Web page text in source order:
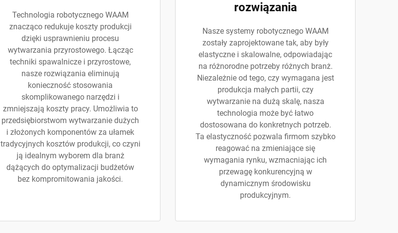
Technologia robotycznego WAAM
znacząco redukuje koszty produkcji
dzięki usprawnieniu procesu
wytwarzania przyrostowego. Łącząc
techniki spawalnicze i przyrostowe,
nasze rozwiązania eliminują
konieczność stosowania
skomplikowanego narzędzi i
zmniejszają koszty pracy. Umożliwia to
przedsiębiorstwom wytwarzanie dużych
i złożonych komponentów za ułamek
tradycyjnych kosztów produkcji, co czyni
ją idealnym wyborem dla branż
dążących do optymalizacji budżetów
bez kompromitowania jakości.
rozwiązania
Nasze systemy robotycznego WAAM
zostały zaprojektowane tak, aby były
elastyczne i skalowalne, odpowiadając
na różnorodne potrzeby różnych branż.
Niezależnie od tego, czy wymagana jest
produkcja małych partii, czy
wytwarzanie na dużą skalę, nasza
technologia może być łatwo
dostosowana do konkretnych potrzeb.
Ta elastyczność pozwala firmom szybko
reagować na zmieniające się
wymagania rynku, wzmacniając ich
przewagę konkurencyjną w
dynamicznym środowisku
produkcyjnym.